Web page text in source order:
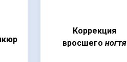
Коррекция
вросшего ногтя